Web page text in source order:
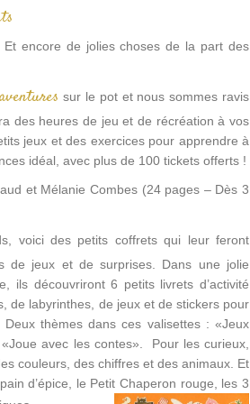
encore de jolies choses de la part des
aventures sur le pot et nous sommes ravis
des heures de jeu et de récréation à vos
jeux et des exercices pour apprendre à
idéal, avec plus de 100 tickets offerts !
et Mélanie Combes (24 pages – Dès 3
voici des petits coffrets qui leur feront
de jeux et de surprises. Dans une jolie
ils découvriront 6 petits livrets d’activité
de labyrinthes, de jeux et de stickers pour
thèmes dans ces valisettes : «Jeux
avec les contes». Pour les curieux,
couleurs, des chiffres et des animaux. Et
d’épice, le Petit Chaperon rouge, les 3